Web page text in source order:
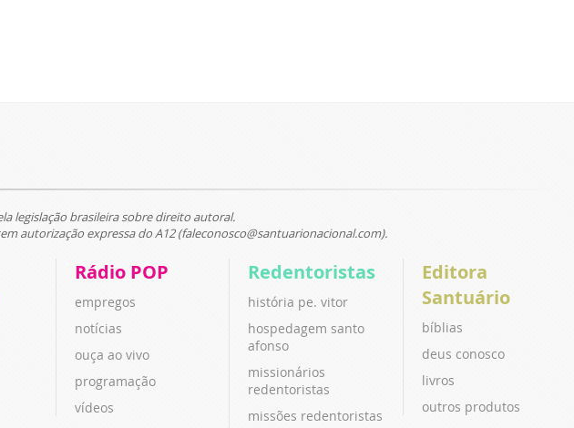
legislação brasileira sobre direito autoral.
autorização expressa do A12 (faleconosco@santuarionacional.com).
Rádio POP
empregos
notícias
ouça ao vivo
programação
vídeos
Redentoristas
história pe. vitor
hospedagem santo
afonso
missionários
redentoristas
missões redentoristas
Editora
Santuário
bíblias
deus conosco
livros
outros produtos